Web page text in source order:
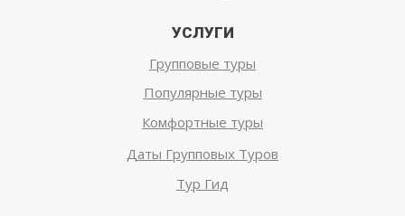
УСЛУГИ
Групповые туры
Популярные туры
Комфортные туры
Даты Групповых Туров
Тур Гид